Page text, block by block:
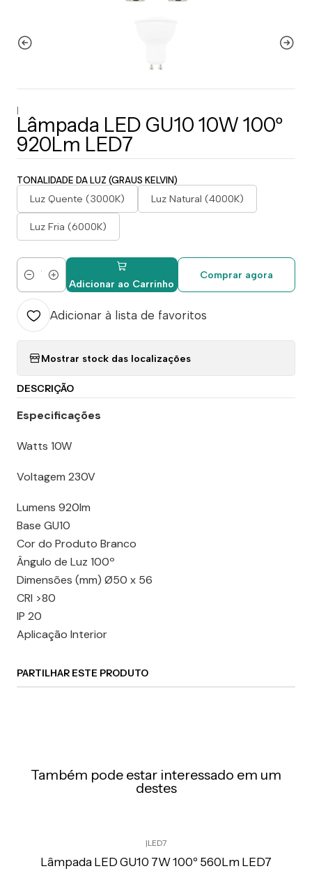
|
Lâmpada LED GU10 10W 100º
920Lm LED7
TONALIDADE DA LUZ (GRAUS KELVIN)
Luz Quente (3000K) Luz Natural (4000K)
Luz Fria (6000K)
QuantidadeAdicionar ao Carrinho
Comprar agora
Adicionar à lista de favoritos
Mostrar stock das localizações
DESCRIÇÃO
Especificações
Watts 10W
Voltagem 230V
Lumens 920lm
Base GU10
Cor do Produto Branco
Ângulo de Luz 100º
Dimensões (mm) Ø50 x 56
CRI >80
IP 20
Aplicação Interior
PARTILHAR ESTE PRODUTO
Também pode estar interessado em um
destes
|LED7
Lâmpada LED GU10 7W 100º 560Lm LED7